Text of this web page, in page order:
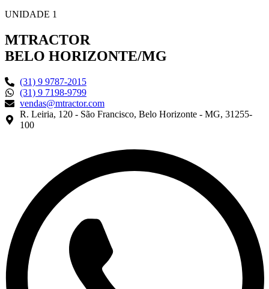
UNIDADE 1
MTRACTOR
BELO HORIZONTE/MG
(31) 9 9787-2015
(31) 9 7198-9799
vendas@mtractor.com
R. Leiria, 120 - São Francisco, Belo Horizonte - MG, 31255-
100